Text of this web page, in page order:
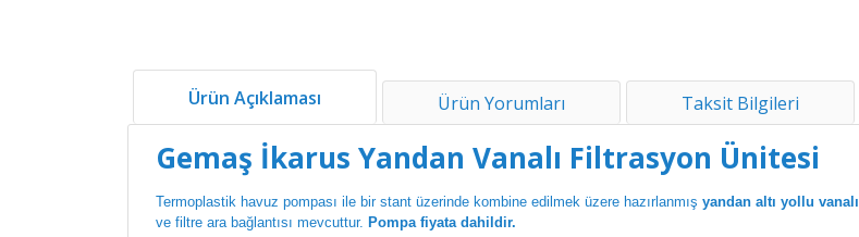
Ürün Açıklaması Ürün Yorumları Taksit Bilgileri
Gemaş İkarus Yandan Vanalı Filtrasyon Ünitesi
Termoplastik havuz pompası ile bir stant üzerinde kombine edilmek üzere hazırlanmış yandan altı yollu vanalı
ve filtre ara bağlantısı mevcuttur. Pompa fiyata dahildir.